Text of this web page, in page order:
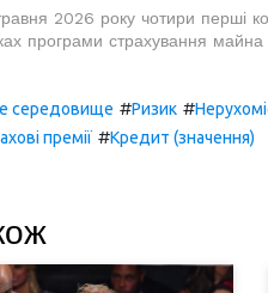
2026 року чотири перші
програми страхування майна
середовище #Ризик #
премії #Кредит (значення)